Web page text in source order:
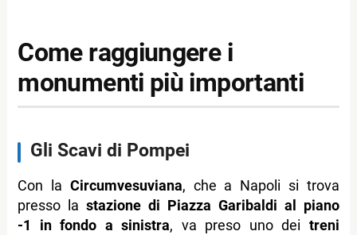
Come raggiungere i
monumenti più importanti
Gli Scavi di Pompei
Con la Circumvesuviana, che a Napoli si trova
presso lastazione di Piazza Garibaldi al piano
-1 in fondo a sinistra, va preso uno dei treni